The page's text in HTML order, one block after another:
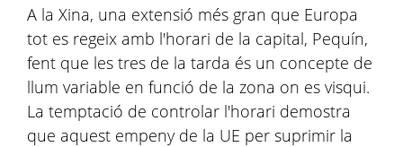
A la Xina, una extensió més gran que Europa
tot es regeix amb l'horari de la capital, Pequín,
fent que les tres de la tarda és un concepte de
llum variable en funció de la zona on es visqui.
La temptació de controlar l'horari demostra
que aquest empeny de la UE per suprimir la